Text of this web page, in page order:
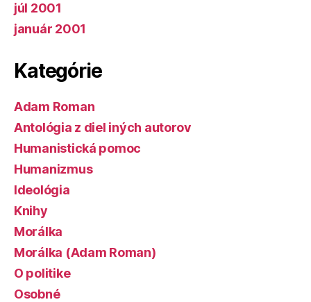
júl 2001
január 2001
Kategórie
Adam Roman
Antológia z diel iných autorov
Humanistická pomoc
Humanizmus
Ideológia
Knihy
Morálka
Morálka (Adam Roman)
O politike
Osobné